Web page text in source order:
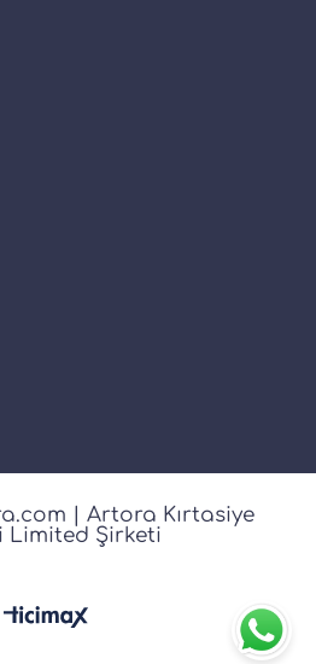
| Artora Kırtasiye
Limited Şirketi